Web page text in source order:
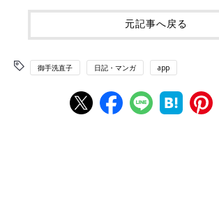
元記事へ戻る
御手洗直子 日記・マンガ app